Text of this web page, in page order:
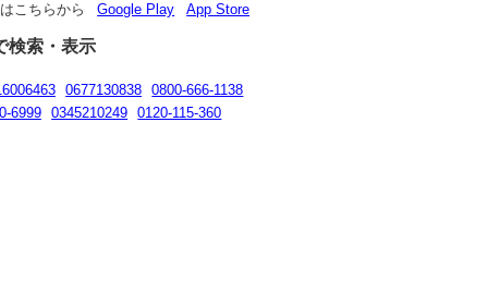
こちらから Google Play App Store
検索・表示
0677130838
0800-666-1138
6999
0345210249 0120-115-360